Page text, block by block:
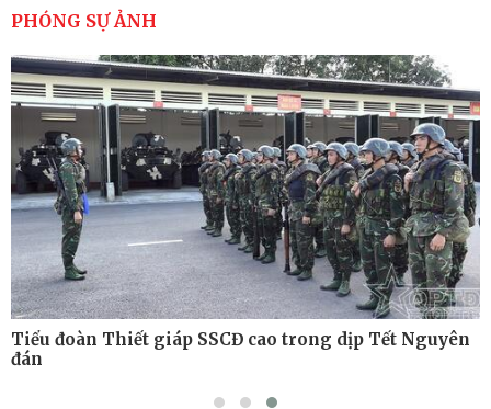
cao sức mạnh chiến đấu
Tiểu đoàn Thiết giáp hoàn thành tốt diễn tập chiến
thuật có bắn đạn thật
Nơi sinh viên rèn ý trí, luyện kỹ năng
PHÓNG SỰ ẢNH
Tiểu đoàn Thiết giáp SSCĐ cao trong dịp Tết Nguyên
đán